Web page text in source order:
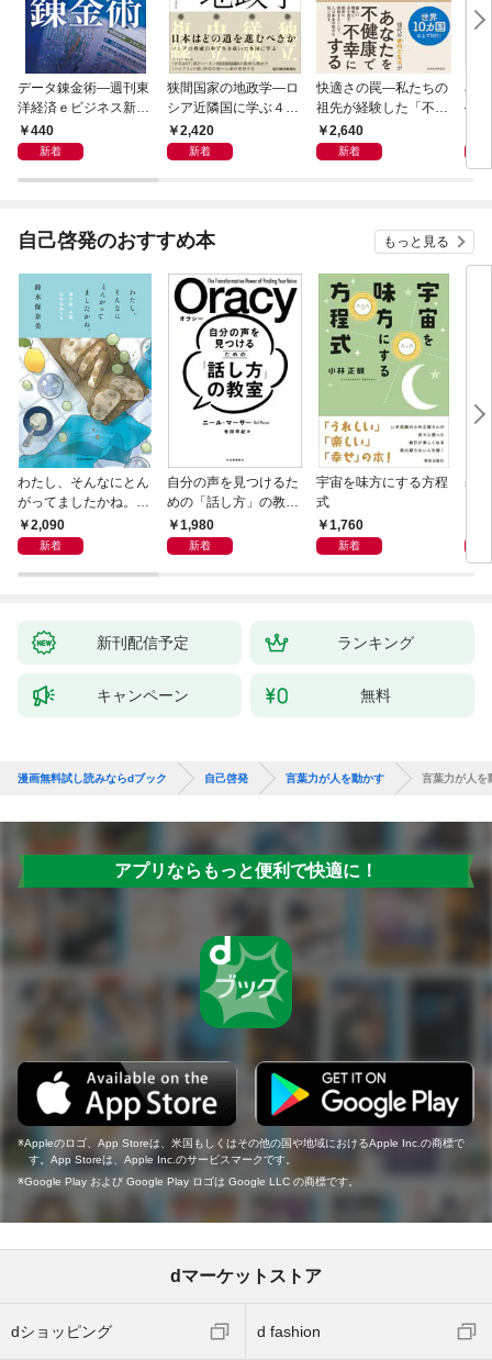
データ錬金術―週刊東
洋経済ｅビジネス新書
Ｎo.493
440
新着
狭間国家の地政学―ロ
シア近隣国に学ぶ４つ
の生き残り戦略
2,420
新着
快適さの罠―私たちの
祖先が経験した「不快
さ」が人生を充実させ
る
2,640
新着
石
―大
２
自己啓発のおすすめ本 もっと見る
わたし、そんなにとん
がってましたかね。
獅子座、Ａ型、丙午は
めぐる
2,090
新着
自分の声を見つけるた
めの「話し方」の教
室 Ｏｒａｃｙ（オラ
シー）
1,980
新着
宇宙を味方にする方程
式
1,760
新着
基
新刊配信予定 ランキング
キャンペーン 無料
漫画無料試し読みならdブック 自己啓発 言葉力が人を動かす 言葉力が人
アプリならもっと便利で快適に！
Appleのロゴ、App Storeは、米国もしくはその他の国や地域におけるApple Inc.の商標で
す。App Storeは、Apple Inc.のサービスマークです。
Google Play および Google Play ロゴは Google LLC の商標です。
dマーケットストア
dショッピング d fashion